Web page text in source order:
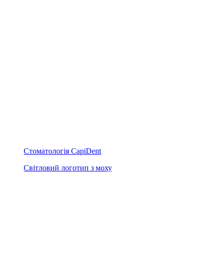
Стоматологія CapiDent
Світловий логотип з моху